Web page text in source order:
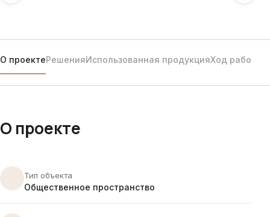
О проектеРешенияИспользованная продукцияХод работ
О проекте
Тип объекта
Общественное пространство